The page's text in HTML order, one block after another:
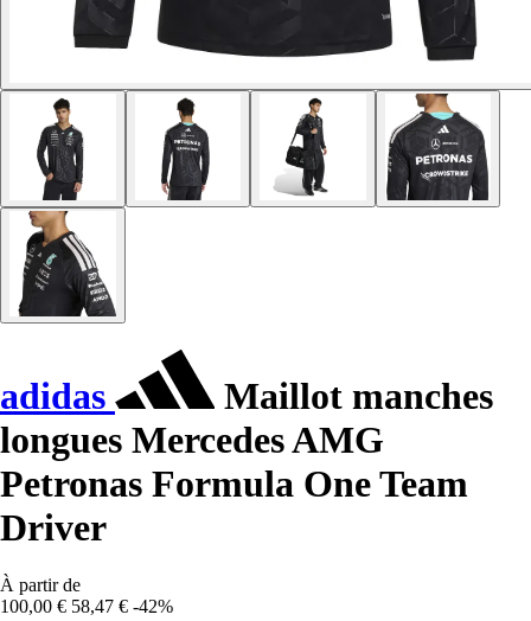
adidas
Maillot manches
longues Mercedes AMG
Petronas Formula One Team
Driver
À partir de
100,00 € 58,47 € -42%